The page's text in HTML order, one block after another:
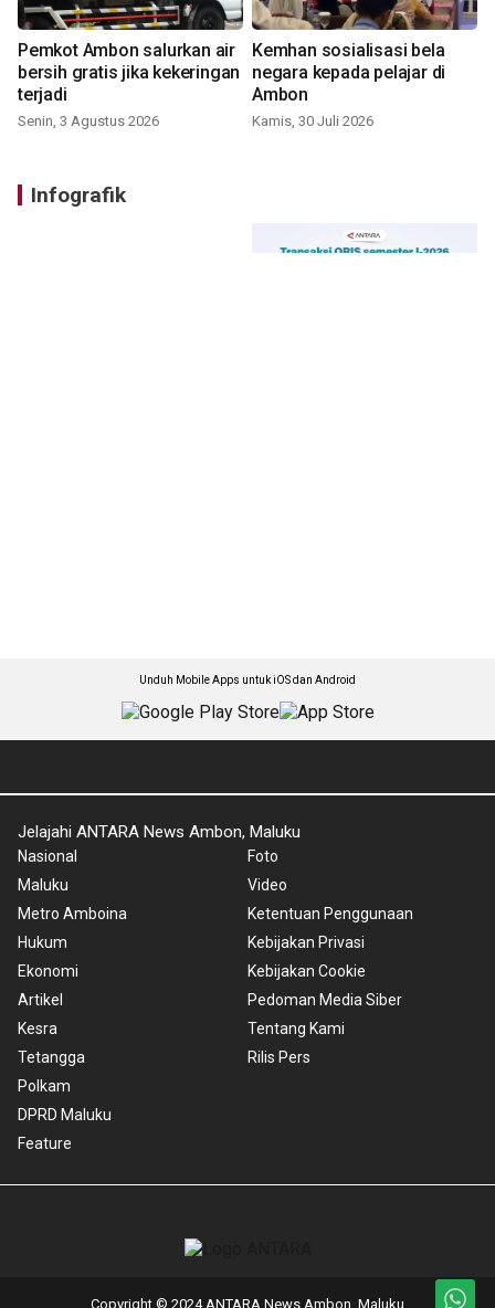
Pemkot Ambon salurkan air
bersih gratis jika kekeringan
terjadi
Senin, 3 Agustus 2026
Kemhan sosialisasi bela
negara kepada pelajar di
Ambon
Kamis, 30 Juli 2026
Infografik
Unduh Mobile Apps untuk iOS dan Android
Jelajahi ANTARA News Ambon, Maluku
Nasional
Maluku
Metro Amboina
Hukum
Ekonomi
Artikel
Kesra
Tetangga
Polkam
DPRD Maluku
Feature
Foto
Video
Ketentuan Penggunaan
Kebijakan Privasi
Kebijakan Cookie
Pedoman Media Siber
Tentang Kami
Rilis Pers
Copyright © 2024 ANTARA News Ambon, Maluku